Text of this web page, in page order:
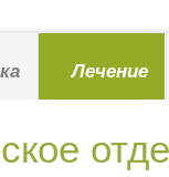
Лечение